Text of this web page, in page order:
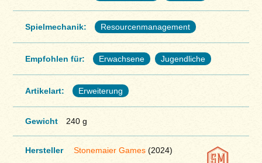
Spielmechanik: Resourcenmanagement
Empfohlen für: Erwachsene Jugendliche
Artikelart: Erweiterung
Gewicht 240 g
Hersteller Stonemaier Games(2024)